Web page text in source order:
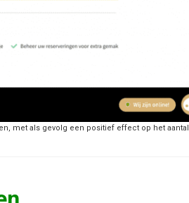
met als gevolg een positief effect op het aantal